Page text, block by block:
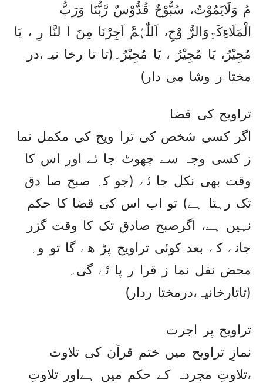
مُ وَلَایَمُوْتُ، سُبُّوْحٌ قُدُّوْسٌ رَّبُّنَا وَرَبُّ
الْمَلَاءِکَۃِوَالرُّ وْحِ، اَللّٰہُمَّ اَجِرْنَا مِنَ ا لنَّا رِ ، یَا
مُجِیْرُ، یَا مُجِیْرُ ، یَا مُجِیْرُ۔(تا تا رخا نیہ،در
مختا ر وشا می دار)
تراویح کی قضا
اگر کسی شخص کی ترا ویح کی مکمل نما
ز کسی وجہ سے چھوٹ جا ئے اور اس کا
وقت بھی نکل جا ئے (جو کہ صبح صا دق
تک رہتا ہے) تو اب اس کی قضا کا حکم
نہیں ہے، اگرصبح صادق تک کا وقت گزر
جانے کے بعد کوئی تراویح پڑ ھے گا تو وہ
محض نفل نما ز قرا ر پا ئے گی۔
(تاتارخانیہ،درمختا ردار)
تراویح پر اجرت
نمازِ تراویح میں ختم قرآن کی تلاوت
،تلاوتِ مجردہ کے حکم میں ہےاور تلاوتِ